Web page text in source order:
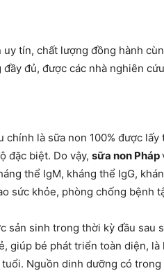
tín, chất lượng đồng hành
đủ, được các nhà nghiên
là sữa non 100% được
đặc biệt. Do vậy, sữa non Pháp
thể IgM, kháng thể IgG,
sức khỏe, phòng chống bệnh
sản sinh trong thời kỳ đầu sau
giúp bé phát triển toàn diện, là
Nguồn dinh dưỡng có